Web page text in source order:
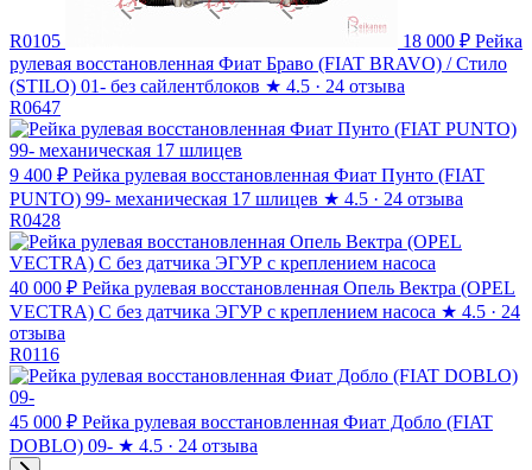
R0105 18 000 ₽ Рейка
рулевая восстановленная Фиат Браво (FIAT BRAVO) / Стило
(STILO) 01- без сайлентблоков ★ 4.5 · 24 отзыва
R0647
9 400 ₽ Рейка рулевая восстановленная Фиат Пунто (FIAT
PUNTO) 99- механическая 17 шлицев ★ 4.5 · 24 отзыва
R0428
40 000 ₽ Рейка рулевая восстановленная Опель Вектра (OPEL
VECTRA) C без датчика ЭГУР с креплением насоса ★ 4.5 · 24
отзыва
R0116
45 000 ₽ Рейка рулевая восстановленная Фиат Добло (FIAT
DOBLO) 09- ★ 4.5 · 24 отзыва